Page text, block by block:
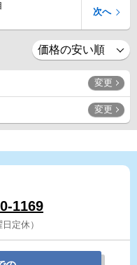
次へ
変更
変更
1169
定休）